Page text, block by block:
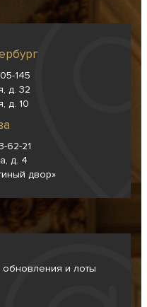
145
д. 32
д. 10
62-21
д. 4
двор»
обновления и лоты